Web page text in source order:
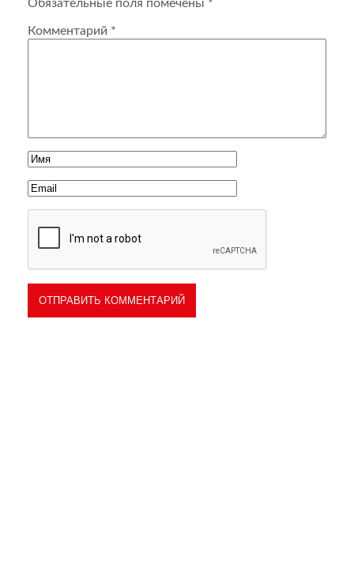
Обязательные поля помечены *
Комментарий *